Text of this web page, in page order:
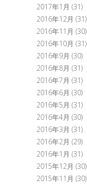
2017年1月 (31)
2016年12月 (31)
2016年11月 (30)
2016年10月 (31)
2016年9月 (30)
2016年8月 (31)
2016年7月 (31)
2016年6月 (30)
2016年5月 (31)
2016年4月 (30)
2016年3月 (31)
2016年2月 (29)
2016年1月 (31)
2015年12月 (30)
2015年11月 (30)